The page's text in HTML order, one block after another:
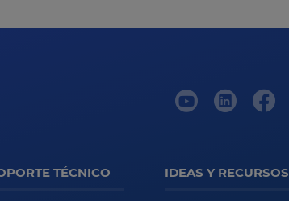
TÉCNICO IDEAS Y RECURSOS